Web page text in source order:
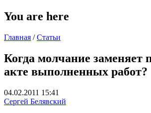
You are here
Главная / Статьи
Когда молчание заменяет
акте выполненных работ?
04.02.2011 15:41
Сергей Белявский